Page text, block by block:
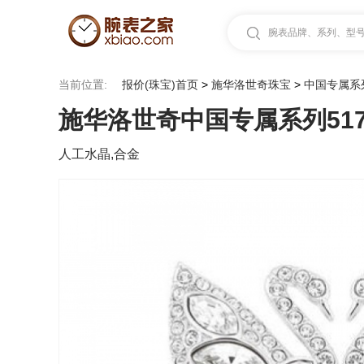
腕表品牌、系列、型
当前位置: 报价(珠宝)首页 > 施华洛世奇珠宝 > 中国专属系
施华洛世奇中国专属系列
人工水晶,合金